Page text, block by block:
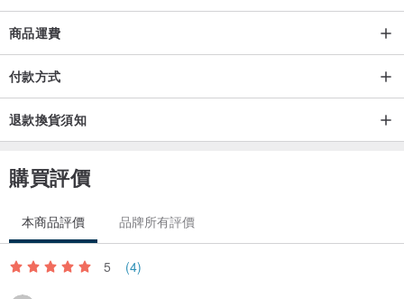
7.每件牛皮在生長過程中會產生小疤痕,以及生長紋理是無法避免的。
8.新包由於剛製作完畢便進入密封的盒子中進入快遞運輸過程，路途
遙遠，如果味道較重可以通風幾天，屬正常情況。氣味是皮革天然的
味道，對人體並無危害，請放心使用。
9.商品因拍照光線及不同螢幕顯示器，仍然略有色差。商品照僅供參
考，顏色請以實品為主，介意者請慎下單。
商品運費
付款方式
退款換貨須知
購買評價
本商品評價 品牌所有評價
5 (4)